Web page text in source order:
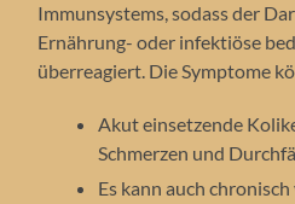
Immunsystems, sodass der
Ernährung- oder infektiöse
überreagiert. Die Symptome
Akut einsetzende
Schmerzen und
Es kann auch